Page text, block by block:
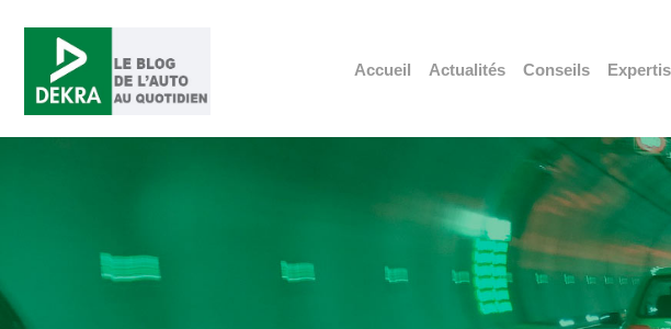
Accueil Actualités Conseils